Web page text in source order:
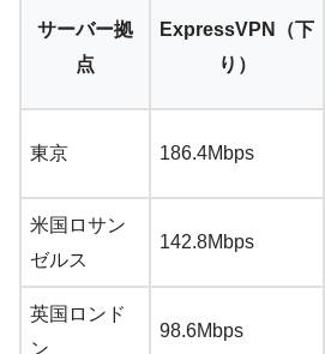
サーバー拠
点
ExpressVPN（下
り）
東京 186.4Mbps
米国ロサン
ゼルス
142.8Mbps
英国ロンド
ン
98.6Mbps